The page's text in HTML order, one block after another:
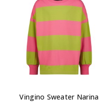
Vingino Sweater Narina